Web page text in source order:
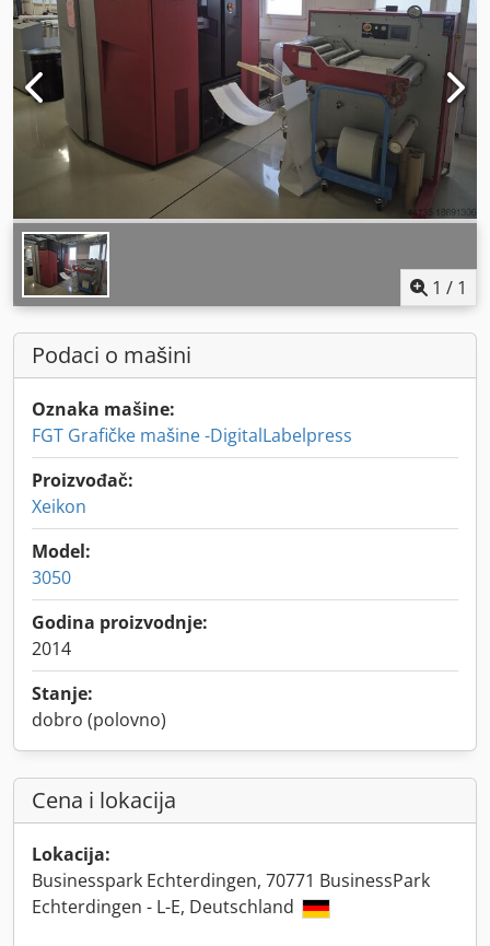
1 / 1
Podaci o mašini
Oznaka mašine:
FGT Grafičke mašine -DigitalLabelpress
Proizvođač:
Xeikon
Model:
3050
Godina proizvodnje:
2014
Stanje:
dobro (polovno)
Cena i lokacija
Lokacija:
Businesspark Echterdingen, 70771 BusinessPark
Echterdingen - L-E, Deutschland